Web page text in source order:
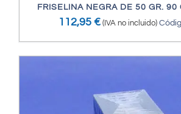
FRISELINA NEGRA DE 50 GR. 90
112,95 € (IVA no incluido)